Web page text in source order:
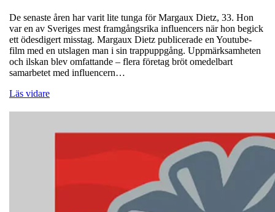
De senaste åren har varit lite tunga för Margaux Dietz, 33. Hon
var en av Sveriges mest framgångsrika influencers när hon begick
ett ödesdigert misstag. Margaux Dietz publicerade en Youtube-
film med en utslagen man i sin trappuppgång. Uppmärksamheten
och ilskan blev omfattande – flera företag bröt omedelbart
samarbetet med influencern…
Läs vidare